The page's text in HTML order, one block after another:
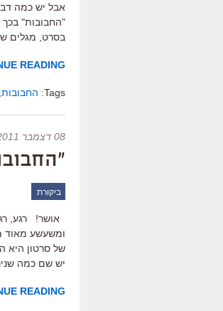
אבל יש כמה
"החבובות" בכך
בסרט, מגלים
READING
Tags: החבובות
08 דצמבר 2011 | 23:26
ביקורת
אושר! רגע,
ומשעשע מאוד
של סרטון היא
יש שם כמה
READING